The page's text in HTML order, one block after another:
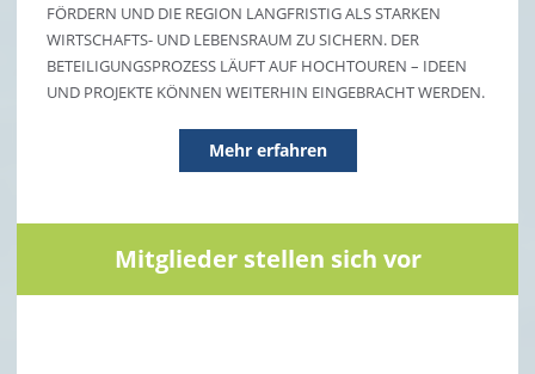
FÖRDERN UND DIE REGION LANGFRISTIG ALS STARKEN
WIRTSCHAFTS- UND LEBENSRAUM ZU SICHERN. DER
BETEILIGUNGSPROZESS LÄUFT AUF HOCHTOUREN – IDEEN
UND PROJEKTE KÖNNEN WEITERHIN EINGEBRACHT WERDEN.
Mehr erfahren
Mitglieder stellen sich vor